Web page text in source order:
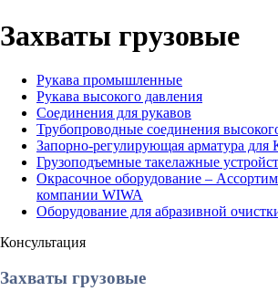
Захваты грузовые
Рукава промышленные
Рукава высокого давления
Соединения для рукавов
Трубопроводные соединения
Запорно-регулирующая арматура
Грузоподъемные такелажные
Окрасочное оборудование –
компании WIWA
Оборудование для абразивной
Консультация
Захваты грузовые